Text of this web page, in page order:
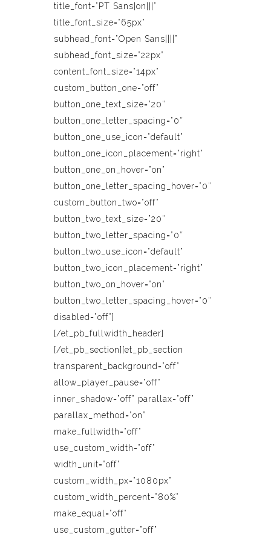
title_font=”PT Sans|on|||”
title_font_size=”65px”
subhead_font=”Open Sans||||”
subhead_font_size=”22px”
content_font_size=”14px”
custom_button_one=”off”
button_one_text_size=”20″
button_one_letter_spacing=”0″
button_one_use_icon=”default”
button_one_icon_placement=”right”
button_one_on_hover=”on”
button_one_letter_spacing_hover=”0″
custom_button_two=”off”
button_two_text_size=”20″
button_two_letter_spacing=”0″
button_two_use_icon=”default”
button_two_icon_placement=”right”
button_two_on_hover=”on”
button_two_letter_spacing_hover=”0″
disabled=”off”]
[/et_pb_fullwidth_header]
[/et_pb_section][et_pb_section
transparent_background=”off”
allow_player_pause=”off”
inner_shadow=”off” parallax=”off”
parallax_method=”on”
make_fullwidth=”off”
use_custom_width=”off”
width_unit=”off”
custom_width_px=”1080px”
custom_width_percent=”80%”
make_equal=”off”
use_custom_gutter=”off”